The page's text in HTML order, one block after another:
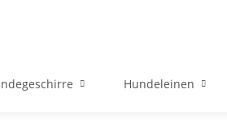
Hundeleinen